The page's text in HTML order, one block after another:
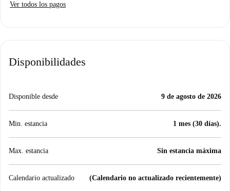
Ver todos los pagos
Disponibilidades
Disponible desde 9 de agosto de 2026
Min. estancia 1 mes (30 días).
Max. estancia Sin estancia máxima
Calendario actualizado (Calendario no actualizado recientemente)